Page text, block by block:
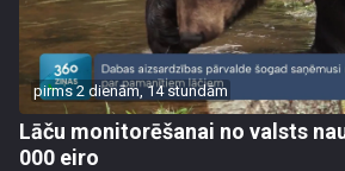
pirms 2 dienām, 14 stundām
Lāču monitorēšanai no valsts
000 eiro